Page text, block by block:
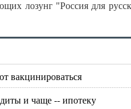
лозунг "Россия для
вакцинироваться
и чаще -- ипотеку